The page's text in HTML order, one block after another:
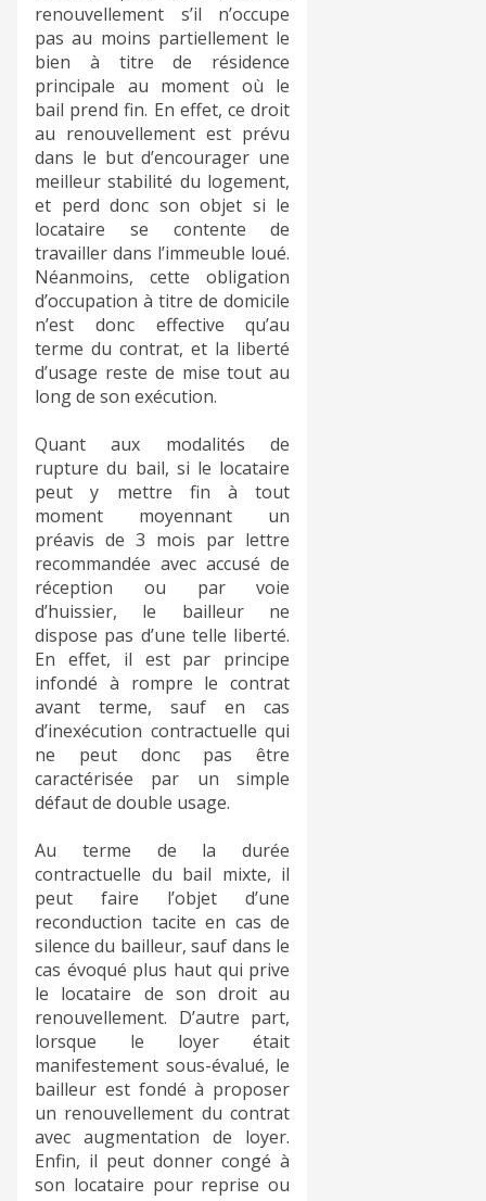
renouvellement s’il n’occupe
pas au moins partiellement le
bien à titre de résidence
principale au moment où le
bail prend fin. En effet, ce droit
au renouvellement est prévu
dans le but d’encourager une
meilleur stabilité du logement,
et perd donc son objet si le
locataire se contente de
travailler dans l’immeuble loué.
Néanmoins, cette obligation
d’occupation à titre de domicile
n’est donc effective qu’au
terme du contrat, et la liberté
d’usage reste de mise tout au
long de son exécution.
Quant aux modalités de
rupture du bail, si le locataire
peut y mettre fin à tout
moment moyennant un
préavis de 3 mois par lettre
recommandée avec accusé de
réception ou par voie
d’huissier, le bailleur ne
dispose pas d’une telle liberté.
En effet, il est par principe
infondé à rompre le contrat
avant terme, sauf en cas
d’inexécution contractuelle qui
ne peut donc pas être
caractérisée par un simple
défaut de double usage.
Au terme de la durée
contractuelle du bail mixte, il
peut faire l’objet d’une
reconduction tacite en cas de
silence du bailleur, sauf dans le
cas évoqué plus haut qui prive
le locataire de son droit au
renouvellement. D’autre part,
lorsque le loyer était
manifestement sous-évalué, le
bailleur est fondé à proposer
un renouvellement du contrat
avec augmentation de loyer.
Enfin, il peut donner congé à
son locataire pour reprise ou